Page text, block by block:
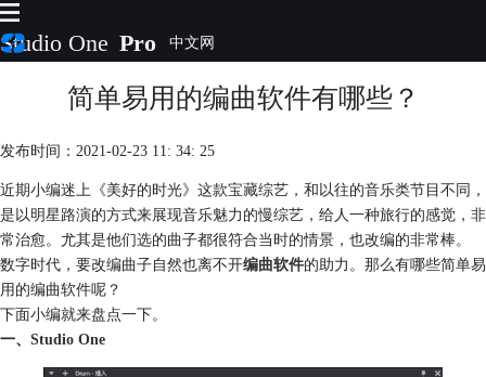
Studio One Pro
插件
视频教程
服务
购买
简单易用的编曲软件有哪些？
发布时间：2021-02-23 11: 34: 25
近期小编迷上《美好的时光》这款宝藏综艺，和以往的音乐类节目不同，
是以明星路演的方式来展现音乐魅力的慢综艺，给人一种旅行的感觉，非
常治愈。尤其是他们选的曲子都很符合当时的情景，也改编的非常棒。
数字时代，要改编曲子自然也离不开编曲软件的助力。那么有哪些简单易
用的编曲软件呢？
下面小编就来盘点一下。
一、 Studio One